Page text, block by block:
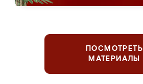
ПОСМОТРЕТЬ
МАТЕРИАЛЫ